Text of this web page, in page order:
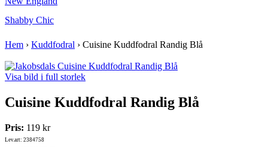
Shabby Chic
Hem › Kuddfodral › Cuisine Kuddfodral Randig Blå
Visa bild i full storlek
Cuisine Kuddfodral Randig Blå
Pris: 119 kr
Lev.art: 2384758